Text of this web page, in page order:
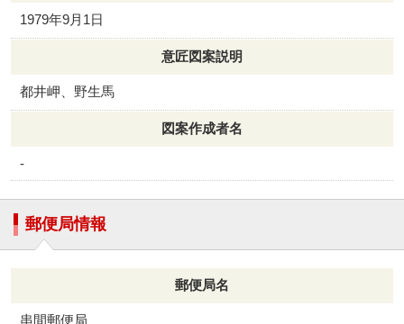
1979年9月1日
意匠図案説明
都井岬、野生馬
図案作成者名
-
郵便局情報
郵便局名
串間郵便局